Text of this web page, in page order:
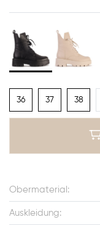
36 37 38
Obermaterial:
Auskleidung: